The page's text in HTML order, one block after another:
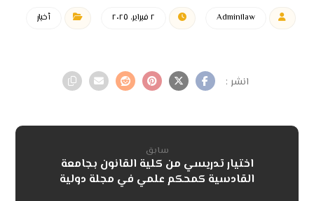
Admin١law ٢ فبراير، ٢٠٢٥ أخبار
سابق
اختيار تدريسي من كلية القانون بجامعة
القادسية كمحكم علمي في مجلة دولية